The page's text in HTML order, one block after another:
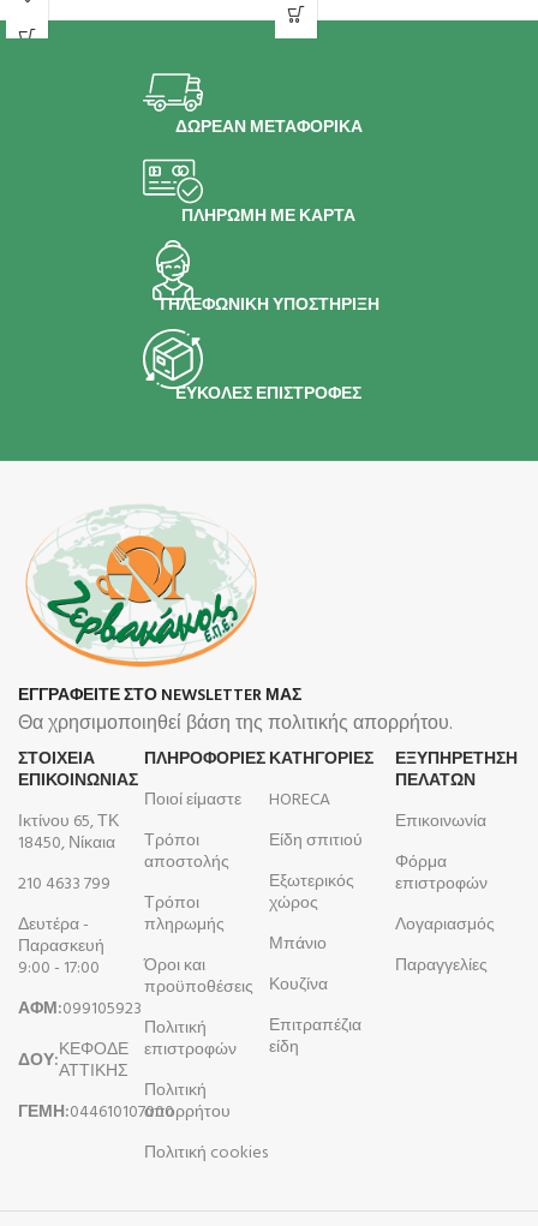
ΔΩΡΕΑΝ ΜΕΤΑΦΟΡΙΚΑ
ΠΛΗΡΩΜΗ ΜΕ ΚΑΡΤΑ
ΤΗΛΕΦΩΝΙΚΗ ΥΠΟΣΤΗΡΙΞΗ
ΕΥΚΟΛΕΣ ΕΠΙΣΤΡΟΦΕΣ
ΕΓΓΡΑΦΕΙΤΕ ΣΤΟ NEWSLETTER ΜΑΣ
Θα χρησιμοποιηθεί βάση της πολιτικής απορρήτου.
ΣΤΟΙΧΕΙΑ
ΕΠΙΚΟΙΝΩΝΙΑΣ
Ικτίνου 65, ΤΚ
18450, Νίκαια
210 4633 799
Δευτέρα -
Παρασκευή
9:00 - 17:00
ΑΦΜ:099105923
ΔΟΥ:ΚΕΦΟΔΕ
ΑΤΤΙΚΗΣ
ΓΕΜΗ:044610107000
ΠΛΗΡΟΦΟΡΊΕΣ
Ποιοί είμαστε
Τρόποι
αποστολής
Τρόποι
πληρωμής
Όροι και
προϋποθέσεις
Πολιτική
επιστροφών
Πολιτική
απορρήτου
Πολιτική cookies
ΚΑΤΗΓΟΡΙΕΣ
HORECA
Είδη σπιτιού
Εξωτερικός
χώρος
Μπάνιο
Κουζίνα
Επιτραπέζια
είδη
ΕΞΥΠΗΡΕΤΗΣΗ
ΠΕΛΑΤΩΝ
Επικοινωνία
Φόρμα
επιστροφών
Λογαριασμός
Παραγγελίες